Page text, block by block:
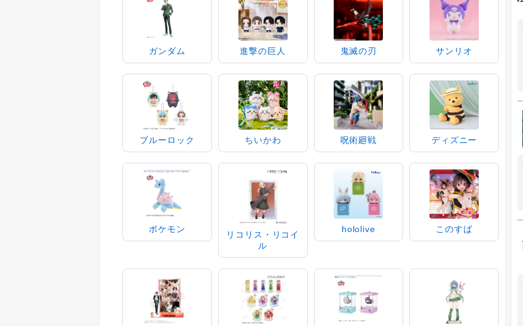
ガンダム 進撃の巨人 鬼滅の刃 サンリオ
ブルーロック ちいかわ 呪術廻戦 ディズニー
ポケモン
リコリス・リコイ
ル
hololive このすば